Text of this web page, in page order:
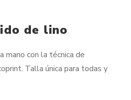
de lino
mano con la técnica de
Talla única para todas y